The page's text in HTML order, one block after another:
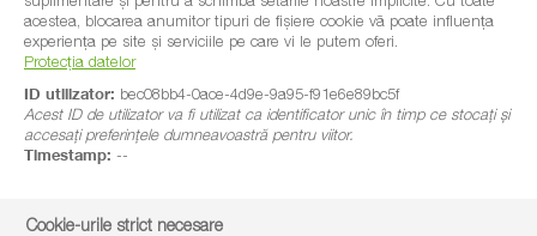
acestea, blocarea anumitor tipuri de fișiere cookie vă poate influența
experiența pe site și serviciile pe care vi le putem oferi.
Protecția datelor
ID utilizator: bec08bb4-0ace-4d9e-9a95-f91e6e89bc5f
Acest ID de utilizator va fi utilizat ca identificator unic în timp ce stocați și
accesați preferințele dumneavoastră pentru viitor.
Timestamp: --
Cookie-urile strict necesare